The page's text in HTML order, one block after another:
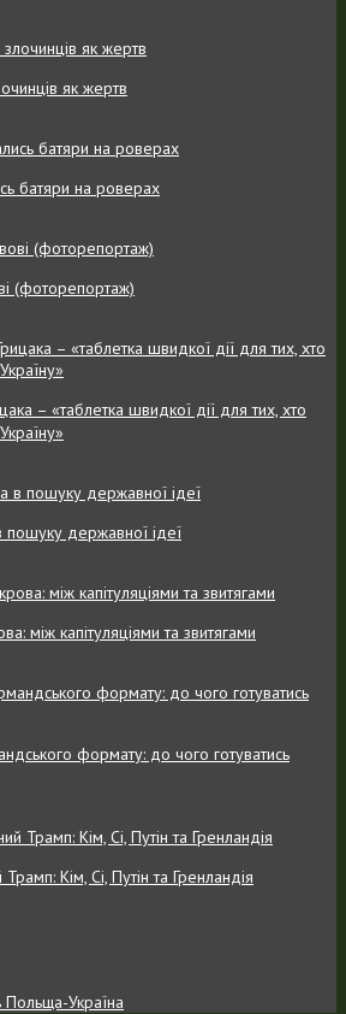
як жертв
батяри на роверах
(фоторепортаж)
– «таблетка швидкої дії для тих, хто
пошуку державної ідеї
між капітуляціями та звитягами
формату: до чого готуватись
Кім, Сі, Путін та Гренландія
Україна